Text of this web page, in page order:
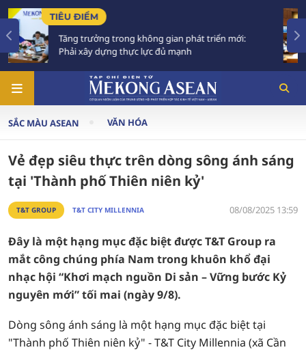
Trình Quốc hội dự án Vành đai 5 vùng Thủ đô
trên 288.000 tỷ đồng
SẮC MÀU ASEAN VĂN HÓA
Vẻ đẹp siêu thực trên dòng sông ánh sáng
tại 'Thành phố Thiên niên kỷ'
T&T GROUP T&T CITY MILLENNIA 08/08/2025 13:59
Đây là một hạng mục đặc biệt được T&T Group ra
mắt công chúng phía Nam trong khuôn khổ đại
nhạc hội “Khơi mạch nguồn Di sản – Vững bước Kỷ
nguyên mới” tối mai (ngày 9/8).
Dòng sông ánh sáng là một hạng mục đặc biệt tại
"Thành phố Thiên niên kỷ" - T&T City Millennia (xã Cần